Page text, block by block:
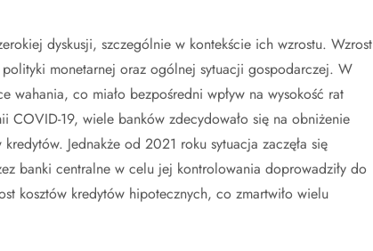
dyskusji, szczególnie w kontekście ich wzrostu. Wzrost
monetarnej oraz ogólnej sytuacji gospodarczej. W
wahania, co miało bezpośredni wpływ na wysokość rat
19, wiele banków zdecydowało się na obniżenie
Jednakże od 2021 roku sytuacja zaczęła się
banki centralne w celu jej kontrolowania doprowadziły do
kosztów kredytów hipotecznych, co zmartwiło wielu